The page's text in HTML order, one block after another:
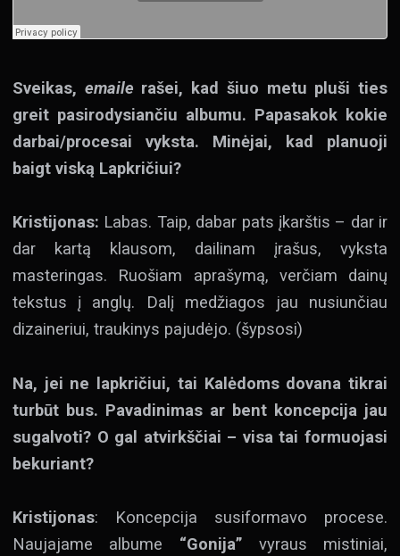
Sveikas, emaile rašei, kad šiuo metu pluši ties
greit pasirodysiančiu albumu. Papasakok kokie
darbai/procesai vyksta. Minėjai, kad planuoji
baigt viską Lapkričiui?
Kristijonas: Labas. Taip, dabar pats įkarštis – dar ir
dar kartą klausom, dailinam įrašus, vyksta
masteringas. Ruošiam aprašymą, verčiam dainų
tekstus į anglų. Dalį medžiagos jau nusiunčiau
dizaineriui, traukinys pajudėjo. (šypsosi)
Na, jei ne lapkričiui, tai Kalėdoms dovana tikrai
turbūt bus. Pavadinimas ar bent koncepcija jau
sugalvoti? O gal atvirkščiai – visa tai formuojasi
bekuriant?
Kristijonas: Koncepcija susiformavo procese.
Naujajame albume “Gonija” vyraus mistiniai,